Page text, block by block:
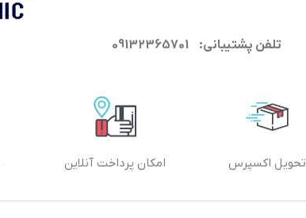
تلفن پشتیبانی: 09132365701
تحویل اکسپرس امکان پرداخت آنلاین